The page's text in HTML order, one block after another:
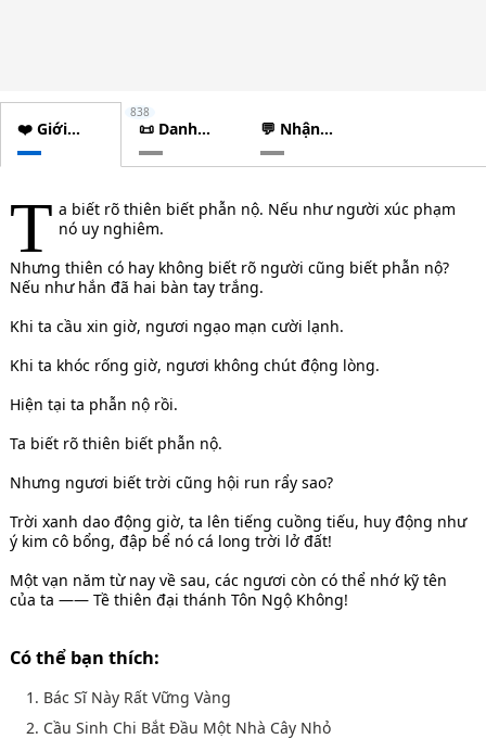
❤️ Giới
thiệu
📜 Danh
sách
chương
838
💬 Nhận
xét
T a biết rõ thiên biết phẫn nộ. Nếu như người xúc phạm
nó uy nghiêm.
Nhưng thiên có hay không biết rõ người cũng biết phẫn nộ?
Nếu như hắn đã hai bàn tay trắng.
Khi ta cầu xin giờ, ngươi ngạo mạn cười lạnh.
Khi ta khóc rống giờ, ngươi không chút động lòng.
Hiện tại ta phẫn nộ rồi.
Ta biết rõ thiên biết phẫn nộ.
Nhưng ngươi biết trời cũng hội run rẩy sao?
Trời xanh dao động giờ, ta lên tiếng cuồng tiếu, huy động như
ý kim cô bổng, đập bể nó cá long trời lở đất!
Một vạn năm từ nay về sau, các ngươi còn có thể nhớ kỹ tên
của ta —— Tề thiên đại thánh Tôn Ngộ Không!
Có thể bạn thích:
1. Bác Sĩ Này Rất Vững Vàng
2. Cầu Sinh Chi Bắt Đầu Một Nhà Cây Nhỏ